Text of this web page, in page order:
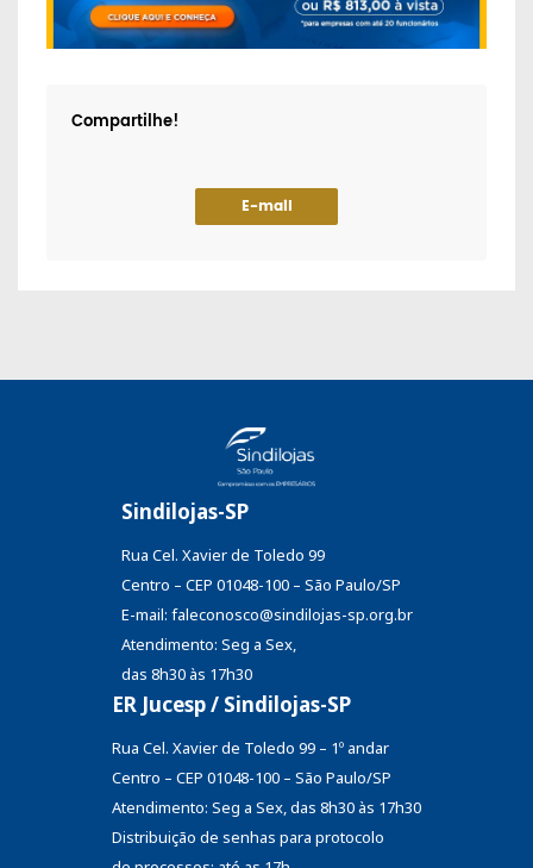
Compartilhe!
E-mail
Sindilojas-SP
Rua Cel. Xavier de Toledo 99
Centro – CEP 01048-100 – São Paulo/SP
E-mail: faleconosco@sindilojas-sp.org.br
Atendimento: Seg a Sex,
das 8h30 às 17h30
ER Jucesp / Sindilojas-SP
Rua Cel. Xavier de Toledo 99 – 1º andar
Centro – CEP 01048-100 – São Paulo/SP
Atendimento: Seg a Sex, das 8h30 às 17h30
Distribuição de senhas para protocolo